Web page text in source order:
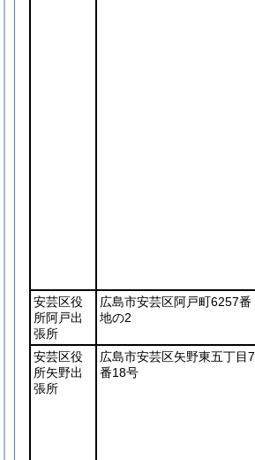
安芸区役
所阿戸出
張所
広島市安芸区阿戸町6257番
地の2
安芸区役
所矢野出
張所
広島市安芸区矢野東五丁目7
番18号